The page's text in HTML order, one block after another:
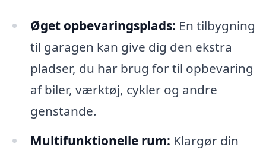
Øget opbevaringsplads: En tilbygning
til garagen kan give dig den ekstra
pladser, du har brug for til opbevaring
af biler, værktøj, cykler og andre
genstande.
Multifunktionelle rum: Klargør din